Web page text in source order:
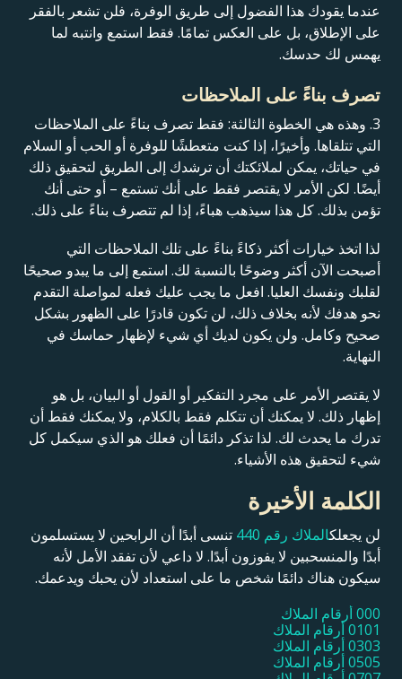
عندما يقودك هذا الفضول إلى طريق الوفرة، فلن تشعر بالفقر
على الإطلاق، بل على العكس تمامًا. فقط استمع وانتبه لما
يهمس لك حدسك.
تصرف بناءً على الملاحظات
3. وهذه هي الخطوة الثالثة: فقط تصرف بناءً على الملاحظات
التي تتلقاها. وأخيرًا، إذا كنت متعطشًا للوفرة أو الحب أو السلام
في حياتك، يمكن لملائكتك أن ترشدك إلى الطريق لتحقيق ذلك
أيضًا. لكن الأمر لا يقتصر فقط على أنك تستمع – أو حتى أنك
تؤمن بذلك. كل هذا سيذهب هباءً، إذا لم تتصرف بناءً على ذلك.
لذا اتخذ خيارات أكثر ذكاءً بناءً على تلك الملاحظات التي
أصبحت الآن أكثر وضوحًا بالنسبة لك. استمع إلى ما يبدو صحيحًا
لقلبك ونفسك العليا. افعل ما يجب عليك فعله لمواصلة التقدم
نحو هدفك لأنه بخلاف ذلك، لن تكون قادرًا على الظهور بشكل
صحيح وكامل. ولن يكون لديك أي شيء لإظهار حماسك في
النهاية.
لا يقتصر الأمر على مجرد التفكير أو القول أو البيان، بل هو
إظهار ذلك. لا يمكنك أن تتكلم فقط بالكلام، ولا يمكنك فقط أن
تدرك ما يحدث لك. لذا تذكر دائمًا أن فعلك هو الذي سيكمل كل
شيء لتحقيق هذه الأشياء.
الكلمة الأخيرة
لن يجعلكالملاك رقم 440
تنسى أبدًا أن الرابحين لا يستسلمون
أبدًا والمنسحبين لا يفوزون أبدًا. لا داعي لأن تفقد الأمل لأنه
سيكون هناك دائمًا شخص ما على استعداد لأن يحبك ويدعمك.
000 أرقام الملاك
0101 أرقام الملاك
0303 أرقام الملاك
0505 أرقام الملاك